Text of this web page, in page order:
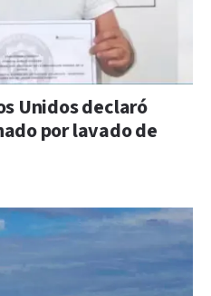
Unidos declaró
por lavado de